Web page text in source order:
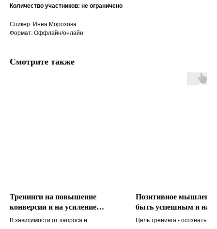
Количество участников: не ограничено
Спикер: Инна Морозова
Формат: Оффлайн/онлайн
Смотрите также
Тренинги на повышение
конверсии и на усиление
продаж
В зависимости от запроса и
Позитивное
быть успешным и
в ресурсном состоянии
Цель тренинга - осознать